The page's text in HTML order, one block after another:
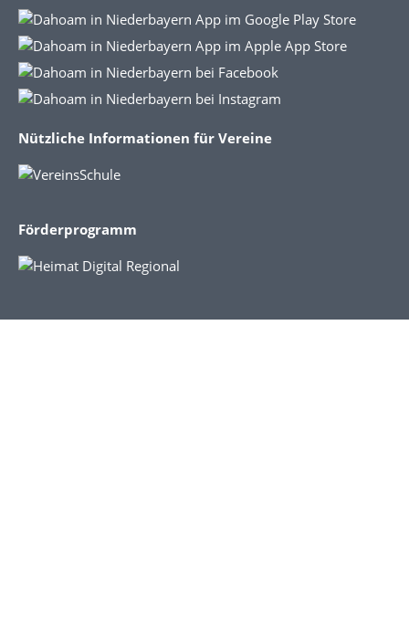
Nützliche Informationen für Vereine
Förderprogramm